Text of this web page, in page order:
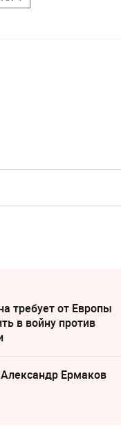
требует от Европы
в войну против
Ермаков